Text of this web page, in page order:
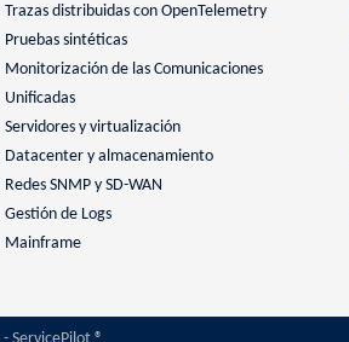
Trazas distribuidas con OpenTelemetry
Pruebas sintéticas
Monitorización de las Comunicaciones
Unificadas
Servidores y virtualización
Datacenter y almacenamiento
Redes SNMP y SD-WAN
Gestión de Logs
Mainframe